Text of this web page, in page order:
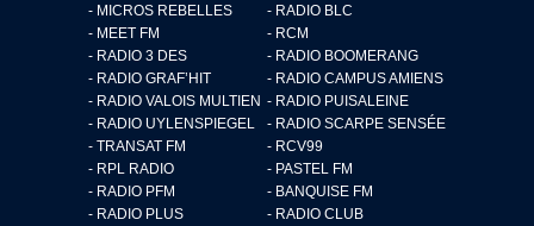
- MICROS REBELLES
- RADIO BLC
- MEET FM
- RCM
- RADIO 3 DES
- RADIO BOOMERANG
- RADIO GRAF’HIT
- RADIO CAMPUS AMIENS
- RADIO VALOIS MULTIEN - RADIO PUISALEINE
- RADIO UYLENSPIEGEL
- RADIO SCARPE SENSÉE
- TRANSAT FM
- RCV99
- RPL RADIO
- PASTEL FM
- RADIO PFM
- BANQUISE FM
- RADIO PLUS
- RADIO CLUB